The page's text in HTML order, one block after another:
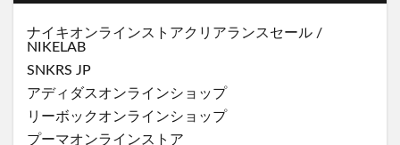
ナイキオンラインストアクリアランスセール /
NIKELAB
SNKRS JP
アディダスオンラインショップ
リーボックオンラインショップ
プーマオンラインストア